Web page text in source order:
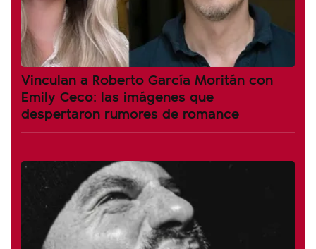
Vinculan a Roberto García Moritán con
Emily Ceco: las imágenes que
despertaron rumores de romance